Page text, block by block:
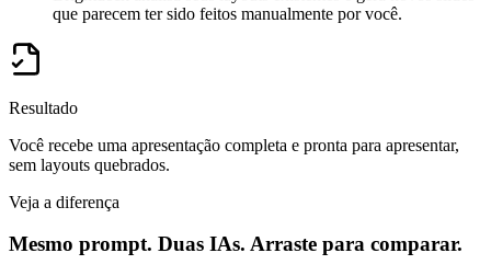
que parecem ter sido feitos manualmente por você.
Resultado
Você recebe uma apresentação completa e pronta para apresentar,
sem layouts quebrados.
Veja a diferença
Mesmo prompt. Duas IAs. Arraste para comparar.